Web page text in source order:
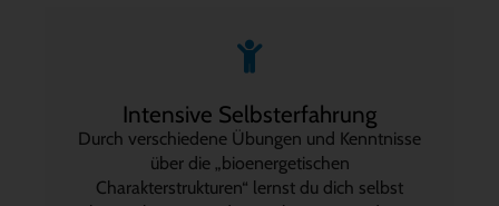
Intensive Selbsterfahrung
Durch verschiedene Übungen und Kenntnisse
über die „bioenergetischen
Charakterstrukturen“ lernst du dich selbst